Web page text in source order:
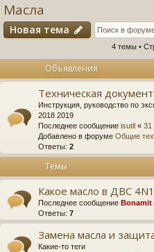
и
Масла
Новая тема
4 темы •
Объявления
Техническая
Инструкция, руководство по
2018 2019
Последнее сообщение isutil « 31
Добавлено в форуме Общие
Ответы: 2
Темы
Какое масло в ДВС
Последнее сообщение Bonamit
Ответы: 7
Замена масла и
Какие-то теги